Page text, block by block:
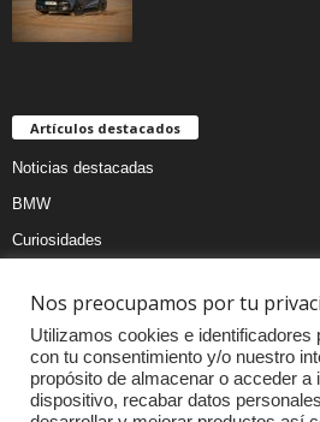
Artículos destacados
Noticias destacadas
BMW
Curiosidades
Audi
MOTOS
Competiciones
Nos preocupamos por tu
Utilizamos cookies e identificadores
con tu consentimiento y/o nuestro
propósito de almacenar o acceder a
dispositivo, recabar datos